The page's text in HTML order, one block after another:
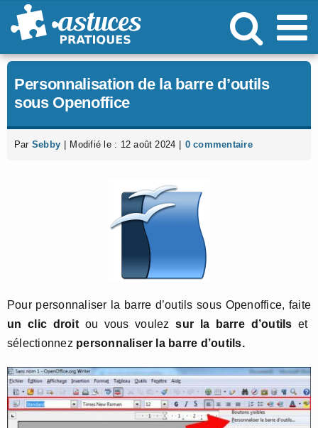
Passer
au
Personnalisation de la barre d’outils
sous Openoffice
Par Sebby Modifié le : 12 août 2024 0 commentaire
Pour personnaliser la barre d’outils sous Openoffice, faite
un clic droitou vous voulezsur la barre d’outils et
sélectionnez personnaliser la barre d’outils.